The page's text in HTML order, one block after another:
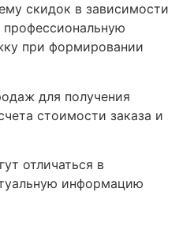
скидок в зависимости
при формировании
для получения
стоимости заказа и
отличаться в
информацию